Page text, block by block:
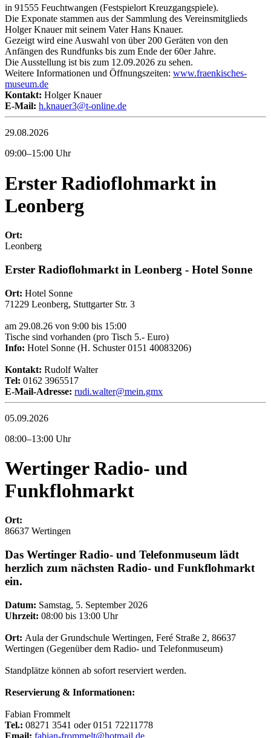
in 91555 Feuchtwangen (Festspielort Kreuzgangspiele).
Die Exponate stammen aus der Sammlung des Vereinsmitglieds
Holger Knauer mit seinem Vater Hans Knauer.
Gezeigt wird eine Auswahl von über 200 Geräten von den
Anfängen des Rundfunks bis zum Ende der 60er Jahre.
Die Ausstellung ist bis zum 12.09.2026 zu sehen.
Weitere Informationen und Öffnungszeiten: www.fraenkisches-
museum.de
Kontakt: Holger Knauer
E-Mail: h.knauer3@t-online.de
29.08.2026
09:00–15:00 Uhr
Erster Radioflohmarkt in
Leonberg
Ort:
Leonberg
Erster Radioflohmarkt in Leonberg - Hotel Sonne
Ort: Hotel Sonne
71229 Leonberg, Stuttgarter Str. 3
am 29.08.26 von 9:00 bis 15:00
Tische sind vorhanden (pro Tisch 5.- Euro)
Info: Hotel Sonne (H. Schuster 0151 40083206)
Kontakt: Rudolf Walter
Tel: 0162 3965517
E-Mail-Adresse: rudi.walter@mein.gmx
05.09.2026
08:00–13:00 Uhr
Wertinger Radio- und
Funkflohmarkt
Ort:
86637 Wertingen
Das Wertinger Radio- und Telefonmuseum lädt
herzlich zum nächsten Radio- und Funkflohmarkt
ein.
Datum: Samstag, 5. September 2026
Uhrzeit: 08:00 bis 13:00 Uhr
Ort: Aula der Grundschule Wertingen, Feré Straße 2, 86637
Wertingen (Gegenüber dem Radio- und Telefonmuseum)
Standplätze können ab sofort reserviert werden.
Reservierung & Informationen:
Fabian Frommelt
Tel.: 08271 3541 oder 0151 72211778
Email: fabian-frommelt@hotmail.de